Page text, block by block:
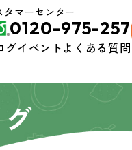
タマーセンター
0120-975-257
グイベントよくある質問